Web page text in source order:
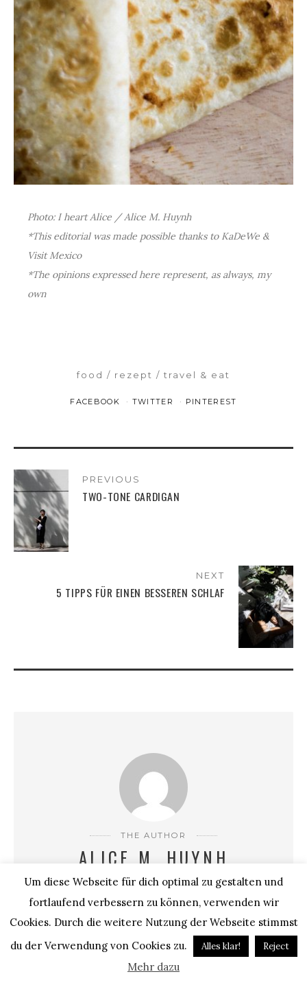
Photo: I heart Alice / Alice M. Huynh
*This editorial was made possible thanks to KaDeWe &
Visit Mexico
*The opinions expressed here represent, as always, my
own
food rezept travel & eat
FACEBOOK TWITTER PINTEREST
PREVIOUS
TWO-TONE CARDIGAN
NEXT
5 TIPPS FÜR EINEN BESSEREN SCHLAF
THE AUTHOR
ALICE M. HUYNH
Alice gründete 2007 ihren Blog "I heart Alice" und gehört
somit zu den ersten Bloggern in Deutschland. Zwar trägt sie
zu 99,9% nur schwarz, doch ihr farbenfroher Blog besticht
vor allem durch persönliche Texte, kreativen Content &
Fotografien aus aller Welt. Ihre Wurzeln liegen in China &
Um diese Webseite für dich optimal zu gestalten und
fortlaufend verbessern zu können, verwenden wir
Cookies. Durch die weitere Nutzung der Webseite stimmst
du der Verwendung von Cookies zu.
Alles klar! Reject
Mehr dazu